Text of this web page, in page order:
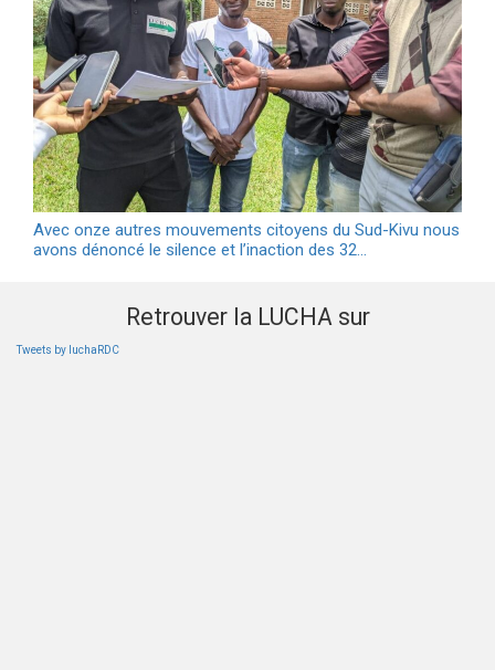
Avec onze autres mouvements citoyens du Sud-Kivu nous
avons dénoncé le silence et l’inaction des 32…
Retrouver la LUCHA sur
Tweets by luchaRDC